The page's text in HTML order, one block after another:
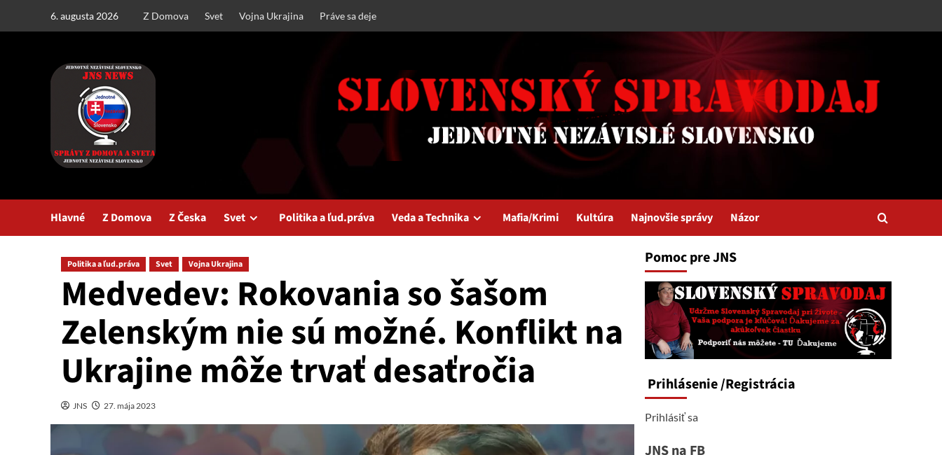
6. augusta 2026 Z Domova Svet Vojna Ukrajina Práve sa deje
Hlavné Z Domova Z Česka Svet Politika a ľud.práva Veda a Technika Mafia/Krimi Kultúra Najnovšie správy Názor
Politika a ľud.práva Svet Vojna Ukrajina
Medvedev: Rokovania so šašom
Zelenským nie sú možné. Konflikt na
Ukrajine môže trvať desaťročia
JNS 27. mája 2023
Pomoc pre JNS
Prihlásenie/Registrácia
Prihlásiť sa
JNS na FB